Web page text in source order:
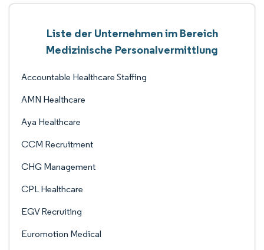
Liste der Unternehmen im Bereich
Medizinische Personalvermittlung
Accountable Healthcare Staffing
AMN Healthcare
Aya Healthcare
CCM Recruitment
CHG Management
CPL Healthcare
EGV Recruiting
Euromotion Medical